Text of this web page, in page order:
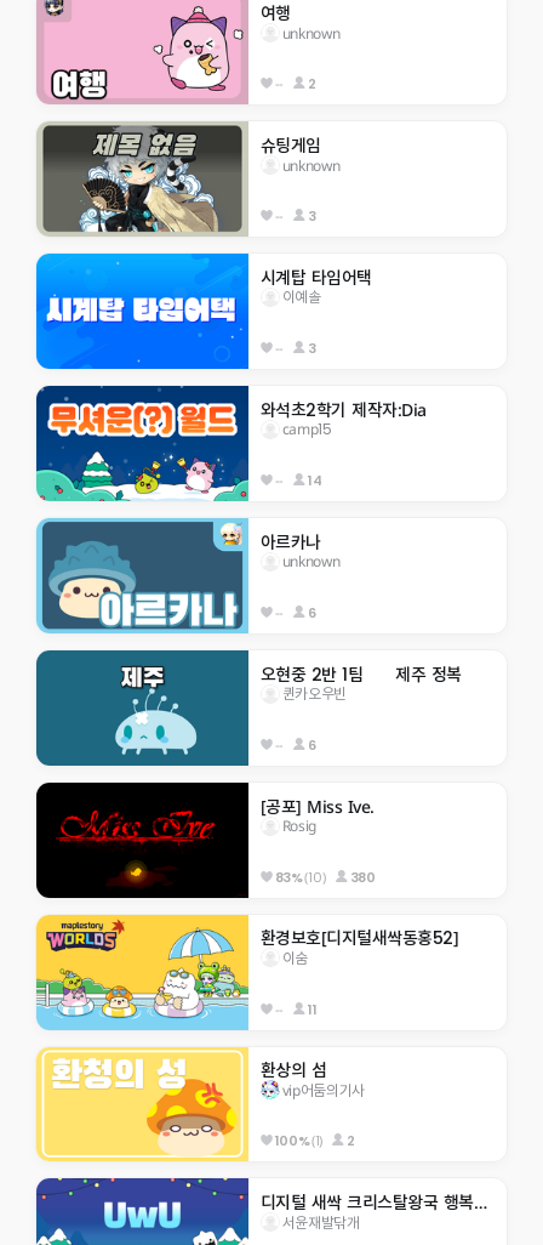
여행
unknown
-- 2
슈팅게임
unknown
-- 3
시계탑 타임어택
이예솔
-- 3
와석초2학기 제작자:Dia
camp15
-- 14
아르카나
unknown
-- 6
오현중 2반 1팀      제주 정복
퀸카오우빈
-- 6
[공포] Miss Ive.
Rosig
83%(10) 380
환경보호[디지털새싹동홍52]
이숨
-- 11
환상의 섬
vip어둠의기사
100%(1) 2
디지털 새싹 크리스탈왕국 행복초 5-8 응애~~
서윤재발닦개